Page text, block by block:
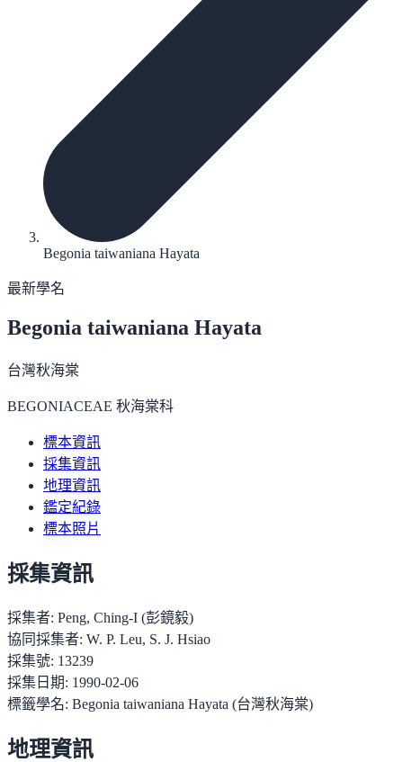
Begonia taiwaniana Hayata
最新學名
Begonia taiwaniana Hayata
台灣秋海棠
BEGONIACEAE 秋海棠科
標本資訊
採集資訊
地理資訊
鑑定紀錄
標本照片
採集資訊
採集者: Peng, Ching-I (彭鏡毅)
協同採集者: W. P. Leu, S. J. Hsiao
採集號: 13239
採集日期: 1990-02-06
標籤學名: Begonia taiwaniana Hayata (台灣秋海棠)
地理資訊